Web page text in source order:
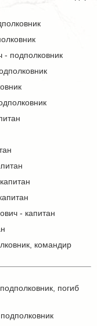
- подполковник
- капитан
командир
погиб